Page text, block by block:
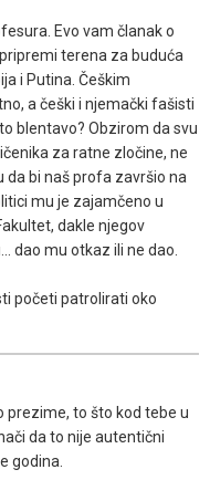
Evo vam članak o
terena za buduća
i Putina. Češkim
a češki i njemački fašisti
blentavo? Obzirom da svu
za ratne zločine, ne
da bi naš profa završio na
mu je zajamčeno u
dakle njegov
dao mu otkaz ili ne dao.
početi patrolirati oko
prezime, to što kod tebe u
da to nije autentični
godina.